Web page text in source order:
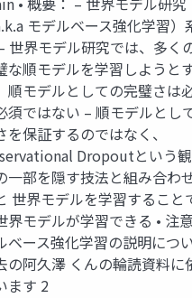
モデルベース強化学習）
世界モデル研究では、多く
な順モデルを学習しようと
順モデルとしての完璧さは
須ではない – 順モデルとし
を保証するのではなく、
Dropoutという
一部を隠す技法と組み合わ
世界モデルを学習すること
界モデルが学習できる • 注
ベース強化学習の説明につ
の阿久澤 くんの輪読資料に
ます 2